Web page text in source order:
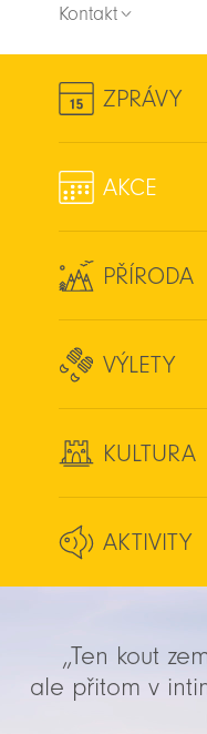
Kontakt
ZPRÁVY
AKCE
PŘÍRODA
VÝLETY
KULTURA
AKTIVITY
„Ten kout
ale přitom v